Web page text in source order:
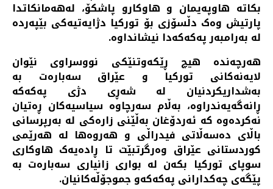
بکاتە هاوپەیمان و هاوکارو پاشکۆ، لەهەمانکاتدا
پارتیش وەک دڵسۆزی بۆ تورکیا دژایەتیەکی بێپەردە
لە بەرامبەر پەکەکەدا نیشانداوە.
هەرچەندە هیچ ڕێکەوتنێکی نووسراوی نێوان
لایەنەکانی تورکیا و عێراق سەبارەت بە
بەشداریکردنیان لە شەڕی دژی پەکەکە
ڕانەگەیەندراوە، بەڵام سەرچاوە سیاسیەکان ڕەتیان
نەکردەوە کە ئەردۆغان بەڵێنی زارەکی لە بەرپرسانی
باڵای دەسەڵاتی فیدراڵی و هەروەها لە هەرێمی
کوردستانی عێراق وەرگرتبێت تا ڕادەیەک هاوکاری
سوپای تورکیا بکەن لە بواری زانیاری سەبارەت بە
پێگەی چەکدارانی پەکەکەو جموجۆڵەکانیان.